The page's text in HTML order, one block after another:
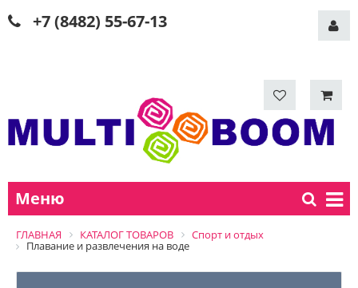
+7 (8482) 55-67-13
Меню
ГЛАВНАЯ КАТАЛОГ ТОВАРОВ
Спорт и отдых
Плавание и развлечения на воде